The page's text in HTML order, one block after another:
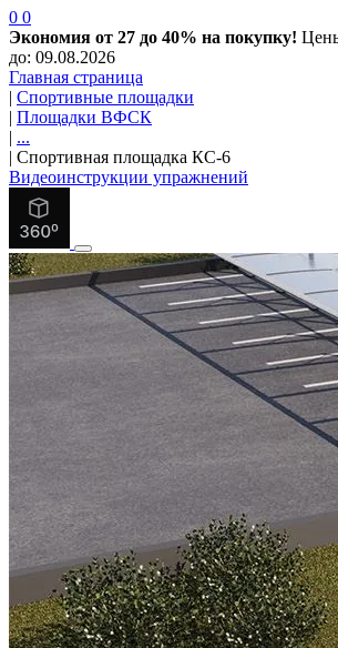
0 0
Экономия от 27 до 40% на покупку!
до: 09.08.2026
Главная страница
| Спортивные площадки
| Площадки ВФСК
| ...
| Спортивная площадка КС-6
Видеоинструкции упражнений